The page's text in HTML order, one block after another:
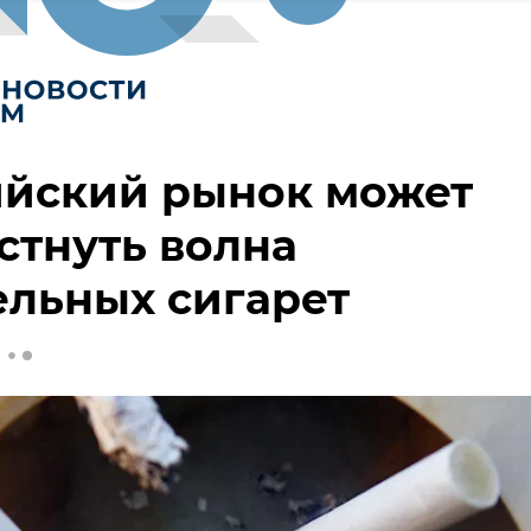
рынок может
волна
сигарет